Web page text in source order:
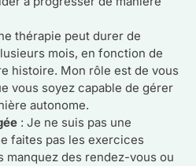
thérapie peut durer de
mois, en fonction de
histoire. Mon rôle est de vous
vous soyez capable de gérer
autonome.
: Je ne suis pas une
faites pas les exercices
manquez des rendez-vous ou